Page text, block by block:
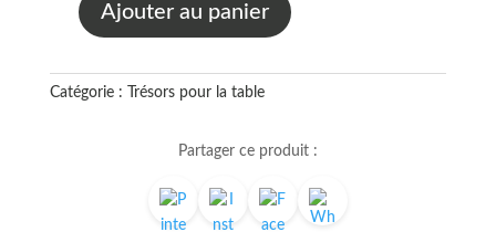
quantité
Lot
de
Ajouter au panier
Catégorie : Trésors pour la table
Partager ce produit :